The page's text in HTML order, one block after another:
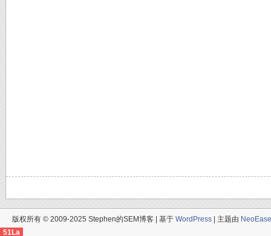
版权所有 © 2009-2025 Stephen的SEM博客 | 基于 WordPress | 主题由 NeoEase
51La